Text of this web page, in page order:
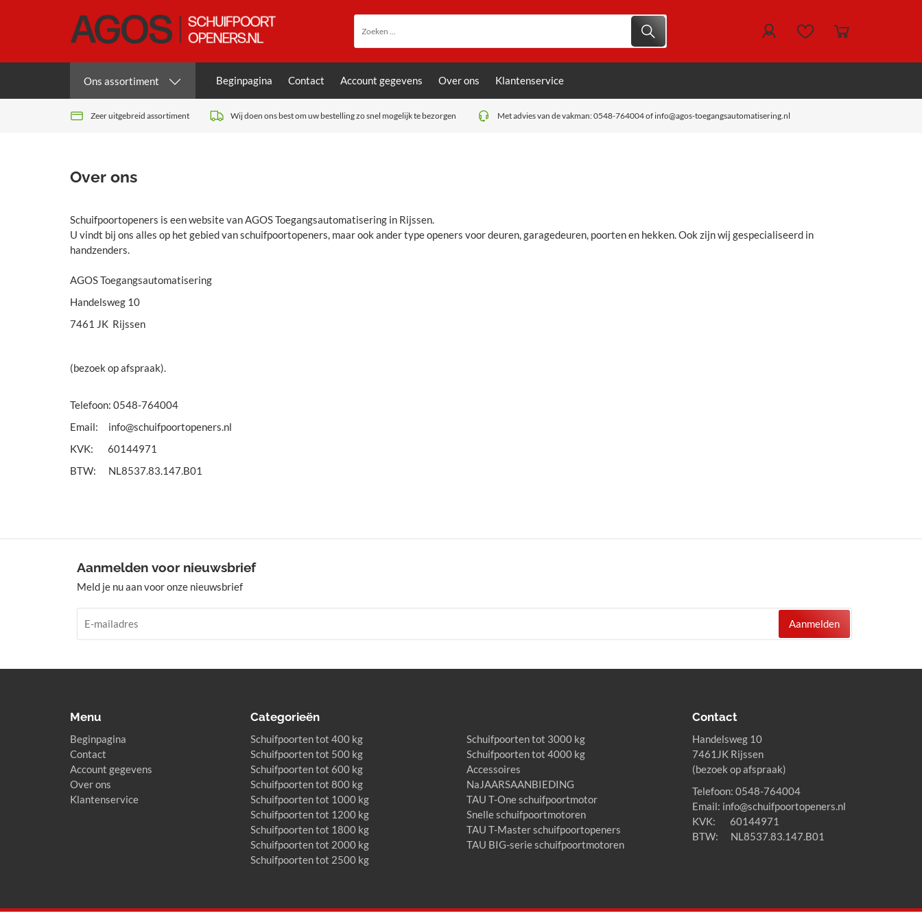
Ons assortiment Beginpagina Contact Account gegevens Over ons Klantenservice
Zeer uitgebreid assortiment Wij doen ons best om uw bestelling zo snel mogelijk te bezorgen Met advies van de vakman: 0548-764004 of info@agos-toegangsautomatisering.nl
Over ons
Schuifpoortopeners is een website vanAGOS Toegangsautomatisering in Rijssen.
U vindt bij ons alles op het gebied van schuifpoortopeners, maar ook ander type openers voor deuren, garagedeuren, poorten en hekken. Ook zijn wij gespecialiseerd in
handzenders.
AGOS Toegangsautomatisering
Handelsweg 10
7461 JK Rijssen
(bezoek op afspraak).
Telefoon: 0548-764004
Email: info@schuifpoortopeners.nl
KVK: 60144971
BTW: NL8537.83.147.B01
Aanmelden voor nieuwsbrief
Meld je nu aan voor onze nieuwsbrief
Aanmelden
Categorieën
Schuifpoorten tot 400 kg
Schuifpoorten tot 500 kg
Schuifpoorten tot 600 kg
Schuifpoorten tot 800 kg
Schuifpoorten tot 1000 kg
Schuifpoorten tot 1200 kg
Schuifpoorten tot 1800 kg
Schuifpoorten tot 2000 kg
Schuifpoorten tot 2500 kg
Schuifpoorten tot 3000 kg
Schuifpoorten tot 4000 kg
Accessoires
NaJAARSAANBIEDING
TAU T-One schuifpoortmotor
Snelle schuifpoortmotoren
TAU T-Master schuifpoortopeners
TAU BIG-serie schuifpoortmotoren
Menu
Beginpagina
Contact
Account gegevens
Over ons
Klantenservice
Contact
Handelsweg 10
7461JK Rijssen
(bezoek op afspraak)
Telefoon: 0548-764004
Email: info@schuifpoortopeners.nl
KVK: 60144971
BTW: NL8537.83.147.B01